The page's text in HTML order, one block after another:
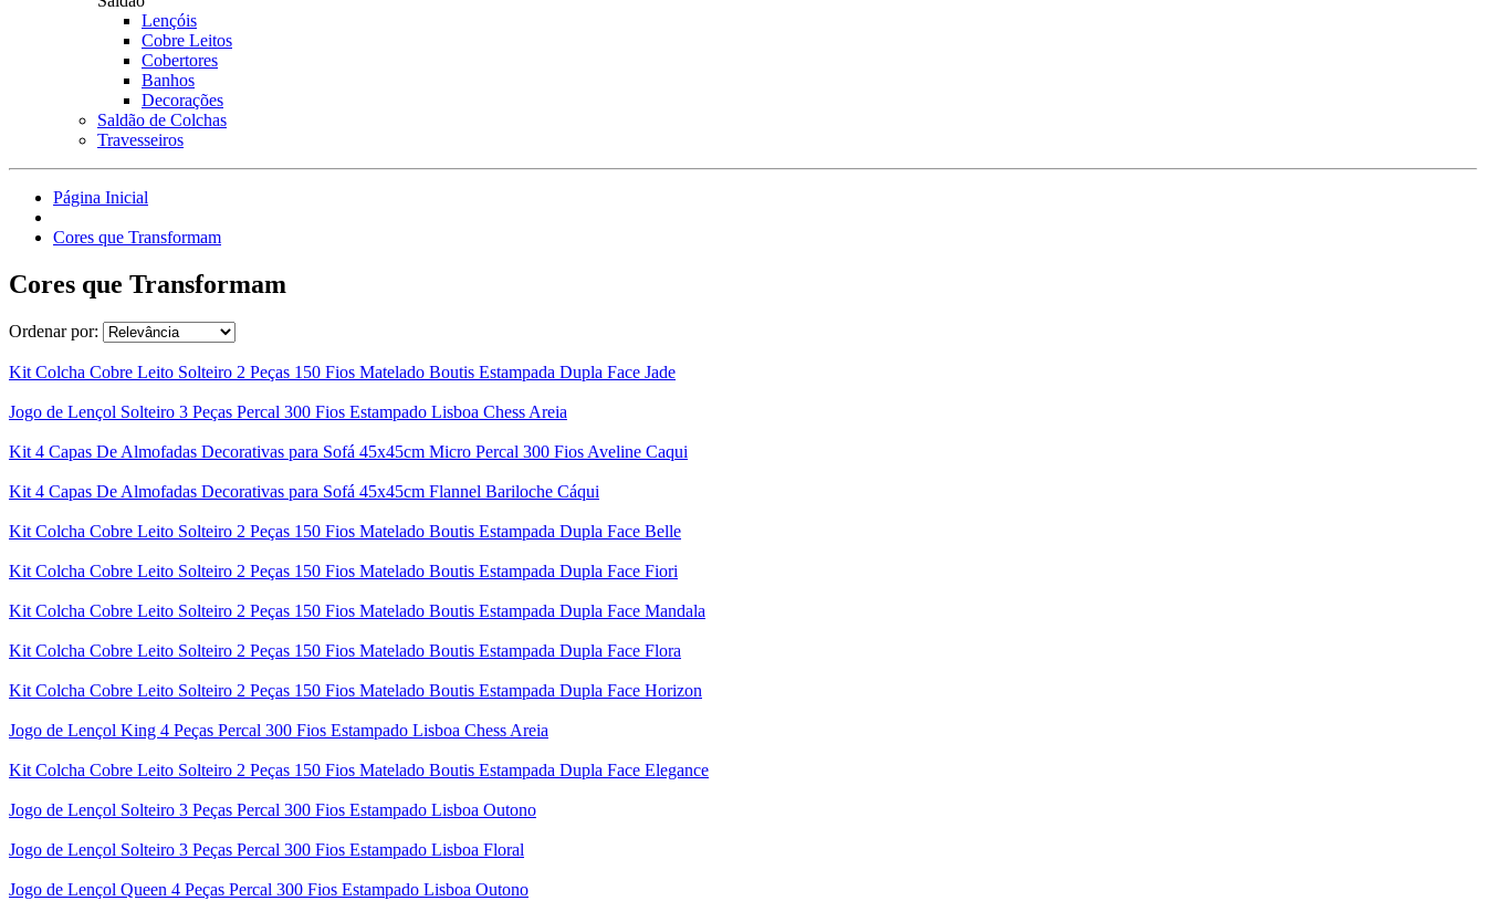
Lençóis
Cobre Leitos
Cobertores
Banhos
Decorações
Saldão de Colchas
Travesseiros
Página Inicial
Cores que Transformam
Cores que Transformam
Ordenar por:
Kit Colcha Cobre Leito Solteiro 2 Peças 150 Fios Matelado Boutis Estampada Dupla Face Jade
Jogo de Lençol Solteiro 3 Peças Percal 300 Fios Estampado Lisboa Chess Areia
Kit 4 Capas De Almofadas Decorativas para Sofá 45x45cm Micro Percal 300 Fios Aveline Caqui
Kit 4 Capas De Almofadas Decorativas para Sofá 45x45cm Flannel Bariloche Cáqui
Kit Colcha Cobre Leito Solteiro 2 Peças 150 Fios Matelado Boutis Estampada Dupla Face Belle
Kit Colcha Cobre Leito Solteiro 2 Peças 150 Fios Matelado Boutis Estampada Dupla Face Fiori
Kit Colcha Cobre Leito Solteiro 2 Peças 150 Fios Matelado Boutis Estampada Dupla Face Mandala
Kit Colcha Cobre Leito Solteiro 2 Peças 150 Fios Matelado Boutis Estampada Dupla Face Flora
Kit Colcha Cobre Leito Solteiro 2 Peças 150 Fios Matelado Boutis Estampada Dupla Face Horizon
Jogo de Lençol King 4 Peças Percal 300 Fios Estampado Lisboa Chess Areia
Kit Colcha Cobre Leito Solteiro 2 Peças 150 Fios Matelado Boutis Estampada Dupla Face Elegance
Jogo de Lençol Solteiro 3 Peças Percal 300 Fios Estampado Lisboa Outono
Jogo de Lençol Solteiro 3 Peças Percal 300 Fios Estampado Lisboa Floral
Jogo de Lençol Queen 4 Peças Percal 300 Fios Estampado Lisboa Outono